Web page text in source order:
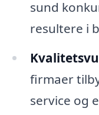
sund
resultere i
firmaer
service og